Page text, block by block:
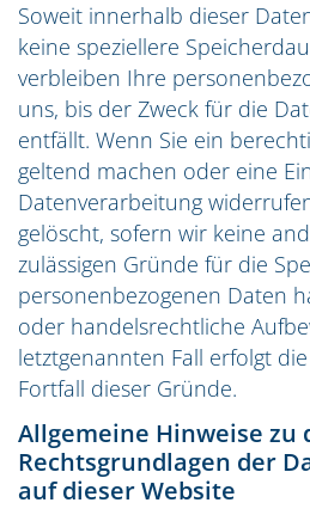
Soweit innerhalb dieser
keine speziellere
verbleiben Ihre
uns, bis der Zweck für die
entfällt. Wenn Sie ein
geltend machen oder eine
Datenverarbeitung
gelöscht, sofern wir keine
zulässigen Gründe für die
personenbezogenen Daten
oder handelsrechtliche
letztgenannten Fall erfolgt
Fortfall dieser Gründe.
Allgemeine Hinweise zu
Rechtsgrundlagen der
auf dieser Website